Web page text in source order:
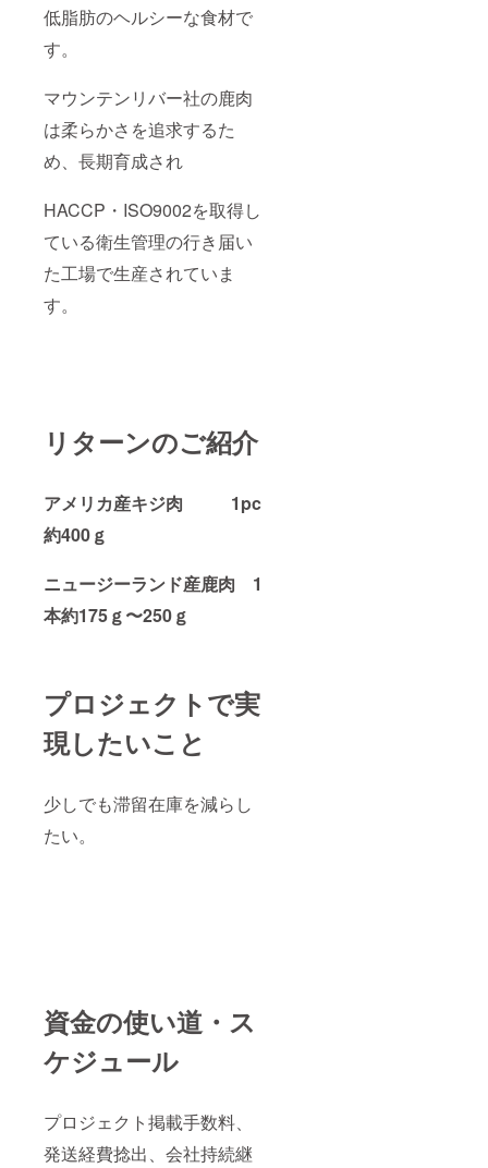
低脂肪のヘルシーな食材で
す。
マウンテンリバー社の鹿肉
は柔らかさを追求するた
め、長期育成され
HACCP・ISO9002を取得し
ている衛生管理の行き届い
た工場で生産されていま
す。
リターンのご紹介
アメリカ産キジ肉 1pc
約400ｇ
ニュージーランド産鹿肉 1
本約175ｇ〜250ｇ
プロジェクトで実
現したいこと
少しでも滞留在庫を減らし
たい。
資金の使い道・ス
ケジュール
プロジェクト掲載手数料、
発送経費捻出、会社持続継